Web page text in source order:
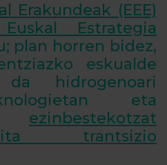
Erakundeak (EEE)
Estrategia
plan horren bidez,
eskualde
hidrogenoari
eta
ezinbestekotzat
trantsizio